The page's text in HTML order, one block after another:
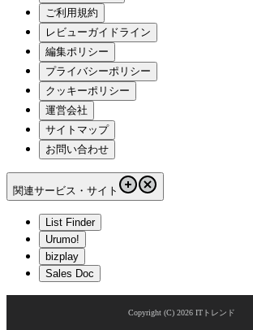
ご利用規約
レビューガイドライン
編集ポリシー
プライバシーポリシー
クッキーポリシー
運営会社
サイトマップ
お問い合わせ
関連サービス・サイト
List Finder
Urumo!
bizplay
Sales Doc
Copyright (C) 2026 ITトレンド